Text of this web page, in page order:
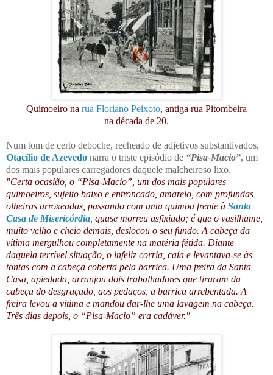
Quimoeiro na rua Floriano Peixoto, antiga rua Pitombeira
na década de 20.
Num tom de certo deboche, recheado de adjetivos substantivados,
Otacílio de Azevedo narra o triste episódio de “Pisa-Macio”, um
dos mais populares carregadores daquele malcheiroso lixo.
"Certa ocasião, o “Pisa-Macio”, um dos mais populares
quimoeiros, sujeito baixo e entroncado, amarelo, com profundas
olheiras arroxeadas, passando com uma quimoa frente à Santa
Casa de Misericórdia , quase morreu asfixiado; é que o vasilhame,
muito velho e cheio demais, deslocou o seu fundo. A cabeça da
vítima mergulhou completamente na matéria fétida. Diante
daquela terrível situação, o infeliz corria, caía e levantava-se às
tontas com a cabeça coberta pela barrica. Uma freira da Santa
Casa, apiedada, arranjou dois trabalhadores que tiraram da
cabeça do desgraçado, aos pedaços, a barrica arrebentada. A
freira levou a vítima e mandou dar-lhe uma lavagem na cabeça.
Três dias depois, o “Pisa-Macio” era cadáver."